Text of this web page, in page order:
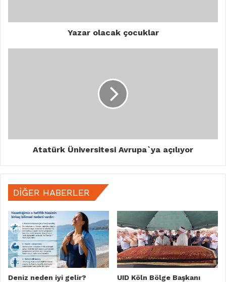
Yazar olacak çocuklar
Atatürk Üniversitesi Avrupa`ya açılıyor
DIĞER HABERLER
Deniz neden iyi gelir?
UID Köln Bölge Başkanı